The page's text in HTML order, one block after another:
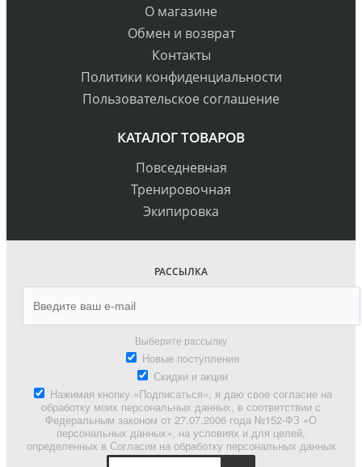
О магазине
Обмен и возврат
Контакты
Политики конфиденциальности
Пользовательское соглашение
КАТАЛОГ ТОВАРОВ
Повседневная
Тренировочная
Экипировка
РАССЫЛКА
Выберите рассылку
Новые поступления
Скидки и акции
Нажимая кнопку «Подписаться», я даю свое согласие на
обработку моих персональных данных, в соответствии с
Федеральным законом от 27.07.2006 года №152-ФЗ «О
персональных данных», на условиях и для целей,
определенных в Согласии на обработку персональных данных